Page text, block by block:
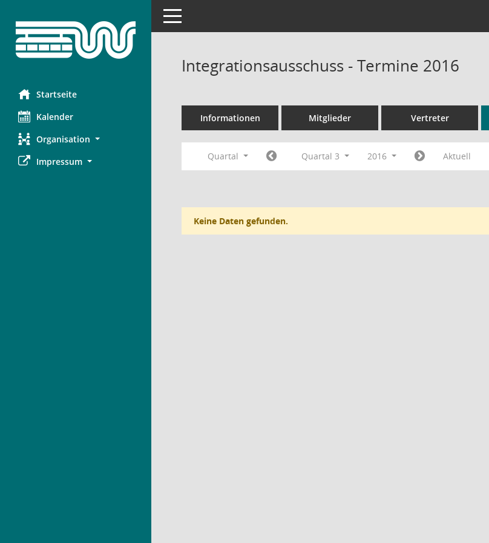
Startseite
Kalender
Organisation
Impressum
Toggle navigation
Integrationsausschuss - Termine 2016
Informationen Mitglieder Vertreter
Quartal Quartal 3 2016 Aktuell
Keine Daten gefunden.